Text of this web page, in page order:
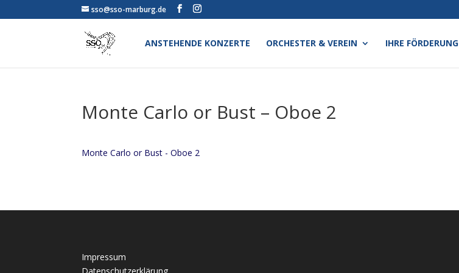
sso@sso-marburg.de
ANSTEHENDE KONZERTE ORCHESTER & VEREIN IHRE FÖRDERUNG
Monte Carlo or Bust – Oboe 2
Monte Carlo or Bust - Oboe 2
Impressum
Datenschutzerklärung